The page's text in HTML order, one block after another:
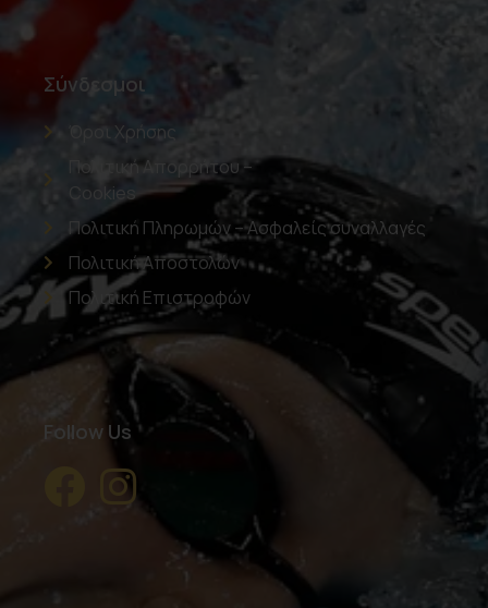
Σύνδεσμοι
Όροι Χρήσης
Πολιτική Απορρήτου –
Cookies
Πολιτική Πληρωμών – Ασφαλείς συναλλαγές
Πολιτική Αποστολών
Πολιτική Επιστροφών
Follow Us